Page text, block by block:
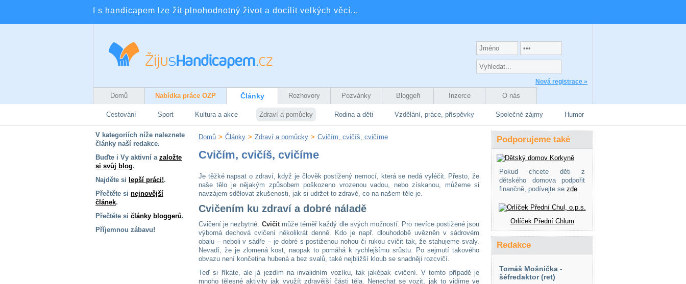
I s handicapem lze žít plnohodnotný život a docílit velkých věcí...
Nová registrace »
Domů Nabídka práce OZP Články Rozhovory Pozvánky Bloggeři Inzerce O nás
Cestování Sport Kultura a akce Zdraví a pomůcky Rodina a děti Vzdělání, práce, příspěvky Společné zájmy Humor
V kategoriích níže naleznete
články naší redakce.
Buďte i Vy aktivní a založte
si svůj blog.
Najděte si lepší práci!.
Přečtěte si nejnovější
článek.
Přečtěte si články bloggerů.
Příjemnou zábavu!
Domů > Články > Zdraví a pomůcky > Cvičím, cvičíš, cvičíme
Cvičím, cvičíš, cvičíme
Je těžké napsat o zdraví, když je člověk postižený nemocí, která se nedá vyléčit. Přesto, že
naše tělo je nějakým způsobem poškozeno vrozenou vadou, nebo získanou, můžeme si
navzájem sdělovat zkušenosti, jak si udržet to zdravé, co na našem těle je.
Cvičením ku zdraví a dobré náladě
Cvičení je nezbytné. Cvičitmůže téměř každý dle svých možností. Pro nevíce postižené jsou
výborná dechová cvičení několikrát denně. Kdo je např. dlouhodobě uvězněn v sádrovém
obalu – neboli v sádře – je dobré s postiženou nohou či rukou cvičit tak, že stahujeme svaly.
Nevadí, že je zlomená kost, naopak to pomáhá k rychlejšímu srůstu. Po sejmutí takového
obvazu není končetina hubená a bez svalů, také nejbližší kloub se snadněji rozcvičí.
Teď si říkáte, ale já jezdím na invalidním vozíku, tak jaképak cvičení. V tomto případě je
mnoho tělesné aktivity jak využít zdravější části těla. Nenechat se vozit, jak to vidíme ve
Podporujeme také
Pokud chcete děti z
dětského domova podpořit
finančně, podívejte se zde.
Orlíček Přední Chlum
Redakce
Tomáš Mošnička -
šéfredaktor (ret)